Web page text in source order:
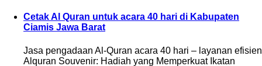
Cetak Al Quran untuk acara 40 hari di Kabupaten
Ciamis Jawa Barat
Jasa pengadaan Al-Quran acara 40 hari – layanan efisien
Alquran Souvenir: Hadiah yang Memperkuat Ikatan